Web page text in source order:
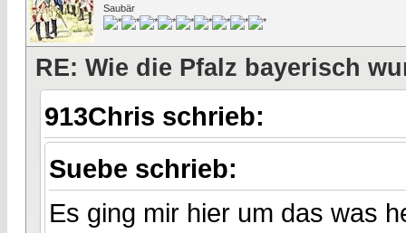
Saubär
RE: Wie die Pfalz bayerisch
913Chris schrieb:
Suebe schrieb:
Es ging mir hier um das was